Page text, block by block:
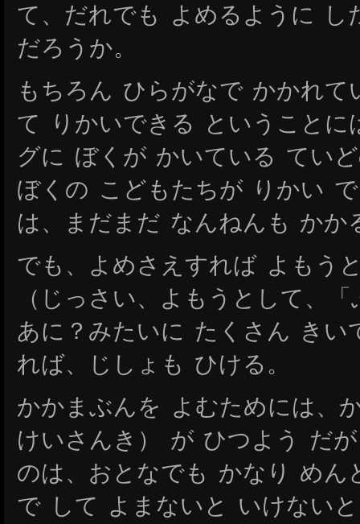
て、だれでも よめるように し
だろうか。
もちろん ひらがなで かかれ
て りかいできる ということ
グに ぼくが かいている てい
ぼくの こどもたちが りかい
は、まだまだ なんねんも かか
でも、よめさえすれば よもう
（じっさい、よもうとして、
あに？みたいに たくさん きい
れば、じしょも ひける。
かかまぶんを よむためには、
けいさんき） が ひつよう だ
のは、おとなでも かなり めん
で して よまないと いけない